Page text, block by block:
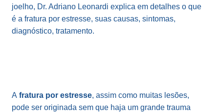
joelho, Dr. Adriano Leonardi explica em detalhes o que
é a fratura por estresse, suas causas, sintomas,
diagnóstico, tratamento.
A fratura por estresse, assim como muitas lesões,
pode ser originada sem que haja um grande trauma